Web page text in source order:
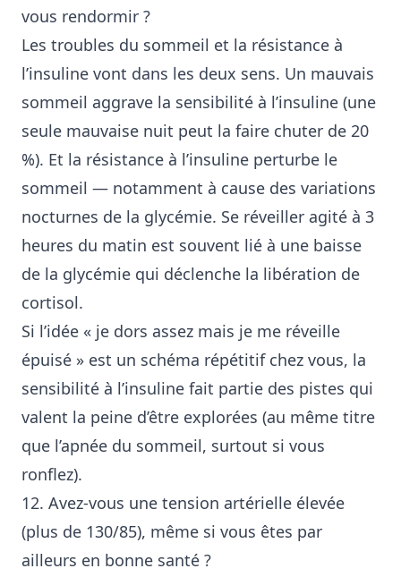
vous rendormir ?
Les troubles du sommeil et la résistance à
l’insuline vont dans les deux sens. Un mauvais
sommeil aggrave la sensibilité à l’insuline (une
seule mauvaise nuit peut la faire chuter de 20
%). Et la résistance à l’insuline perturbe le
sommeil — notamment à cause des variations
nocturnes de la glycémie. Se réveiller agité à 3
heures du matin est souvent lié à une baisse
de la glycémie qui déclenche la libération de
cortisol.
Si l’idée « je dors assez mais je me réveille
épuisé » est un schéma répétitif chez vous, la
sensibilité à l’insuline fait partie des pistes qui
valent la peine d’être explorées (au même titre
que l’apnée du sommeil, surtout si vous
ronflez).
12. Avez-vous une tension artérielle élevée
(plus de 130/85), même si vous êtes par
ailleurs en bonne santé ?